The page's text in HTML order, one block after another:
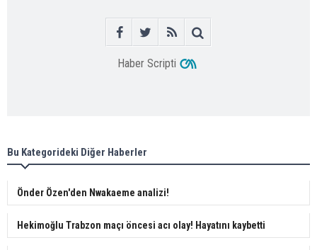
Haber Scripti
Bu Kategorideki Diğer Haberler
Önder Özen'den Nwakaeme analizi!
Hekimoğlu Trabzon maçı öncesi acı olay! Hayatını kaybetti